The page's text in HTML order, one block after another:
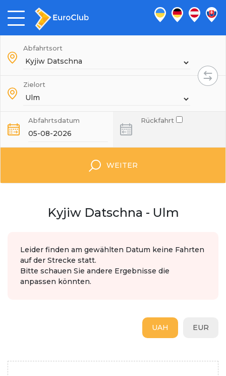
Abfahrtsort
Zielort
Abfahrtsdatum Rückfahrt
WEITER
Kyjiw Datschna - Ulm
Leider finden am gewählten Datum keine Fahrten
auf der Strecke statt.
Bitte schauen Sie andere Ergebnisse die
anpassen könnten.
EUR
UAH